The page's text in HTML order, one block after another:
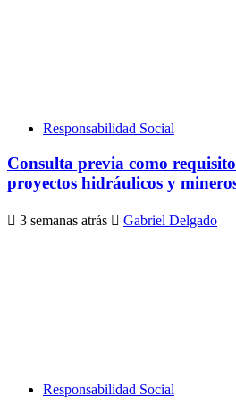
Responsabilidad Social
Consulta previa como
proyectos hidráulicos y
3 semanas atrás Gabriel Delgado
Responsabilidad Social